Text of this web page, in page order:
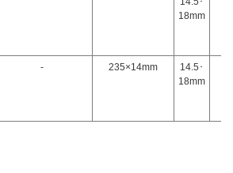
18mm
- 235×14mm
14.5･
18mm